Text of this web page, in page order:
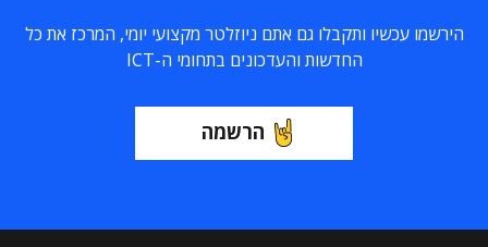
הירשמו עכשיו ותקבלו גם אתם ניוזלטר מקצועי יומי, המרכז את כל
החדשות והעדכונים בתחומי ה-ICT
הרשמה